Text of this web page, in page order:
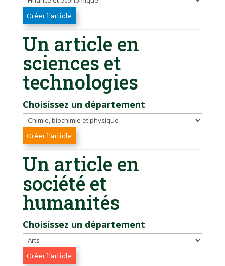
Un article en
sciences et
technologies
Choisissez un département
Un article en
société et
humanités
Choisissez un département